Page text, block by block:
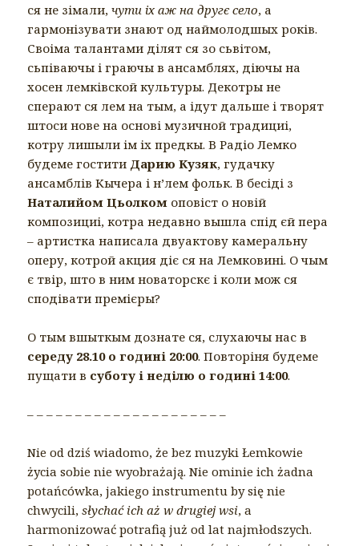
ся не зімали,чути іх аж на другє село, а
гармонізувати знают од наймолодшых років.
Своіма талантами ділят ся зо сьвітом,
сьпіваючы і граючы в ансамблях, діючы на
хосен лемківской культуры. Декотры не
сперают ся лем на тым, а ідут дальше і творят
штоси нове на основі музичной традициі,
котру лишыли ім іх предкы. В Радіо Лемко
будеме гостити Дарию Кузяк, гудачку
ансамблів Кычера і н’лем фольк. В бесіді з
Наталийом Цьолком оповіст о новій
композициі, котра недавно вышла спід єй пера
– артистка написала двуактову камеральну
оперу, котрой акция діє ся на Лемковині. О чым
є твір, што в ним новаторскє і коли мож ся
сподівати премієры?
О тым вшыткым дознате ся, слухаючы нас в
середу 28.10 о годині 20:00. Повторіня будеме
пущати в суботу і неділю о годині 14:00.
– – – – – – – – – – – – – – – – – – – – –
Nie od dziś wiadomo, że bez muzyki Łemkowie
życia sobie nie wyobrażają. Nie ominie ich żadna
potańcówka, jakiego instrumentu by się nie
chwycili,słychać ich aż w drugiej wsi, a
harmonizować potrafią już od lat najmłodszych.